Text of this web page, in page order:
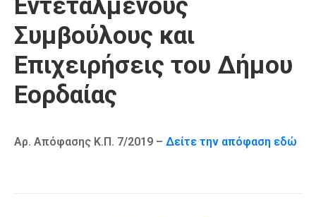
Εντεταλμένους
Συμβούλους και
Επιχειρήσεις του Δήμου
Εορδαίας
Αρ. Απόφασης Κ.Π. 7/2019 – Δείτε την απόφαση εδώ